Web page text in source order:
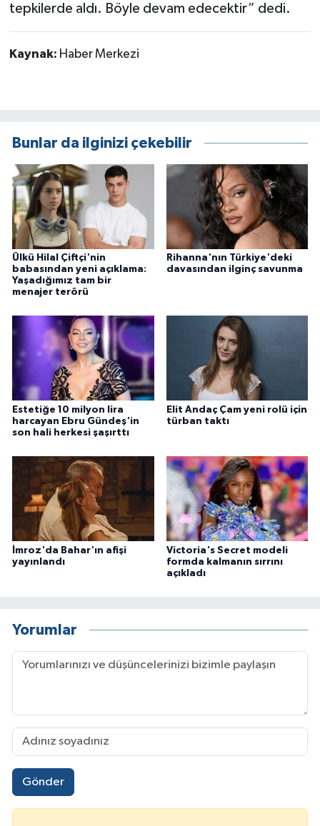
tepkilerde aldı. Böyle devam edecektir” dedi.
Kaynak: Haber Merkezi
Bunlar da ilginizi çekebilir
Ülkü Hilal Çiftçi'nin
babasından yeni açıklama:
Yaşadığımız tam bir
menajer terörü
Rihanna'nın Türkiye'deki
davasından ilginç savunma
Estetiğe 10 milyon lira
harcayan Ebru Gündeş'in
son hali herkesi şaşırttı
Elit Andaç Çam yeni rolü için
türban taktı
İmroz'da Bahar'ın afişi
yayınlandı
Victoria's Secret modeli
formda kalmanın sırrını
açıkladı
Yorumlar
Gönder